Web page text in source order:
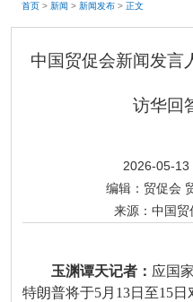
首页 > 新闻 > 新闻发布 > 正文
中国贸促会新闻发言
访华回
2026-05-13
编辑： 贸促会
来源： 中国贸
玉渊谭天记者： 应国
特朗普将于5月13日至15